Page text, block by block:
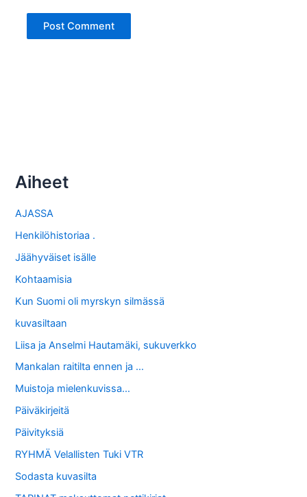
Aiheet
AJASSA
Henkilöhistoriaa .
Jäähyväiset isälle
Kohtaamisia
Kun Suomi oli myrskyn silmässä
kuvasiltaan
Liisa ja Anselmi Hautamäki, sukuverkko
Mankalan raitilta ennen ja …
Muistoja mielenkuvissa…
Päiväkirjeitä
Päivityksiä
RYHMÄ Velallisten Tuki VTR
Sodasta kuvasilta